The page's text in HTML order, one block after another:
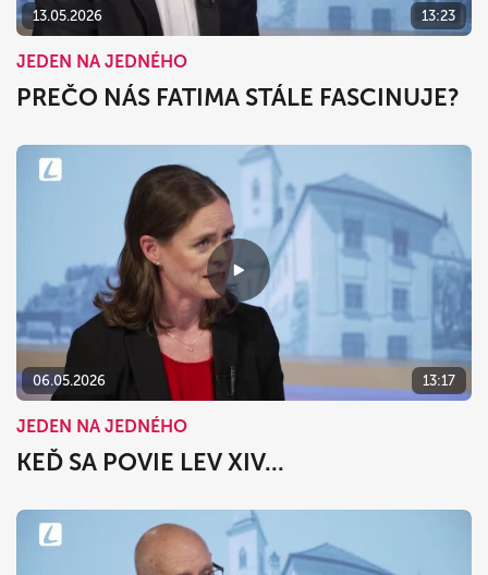
13.05.2026 13:23
JEDEN NA JEDNÉHO
PREČO NÁS FATIMA STÁLE FASCINUJE?
06.05.2026 13:17
JEDEN NA JEDNÉHO
KEĎ SA POVIE LEV XIV...